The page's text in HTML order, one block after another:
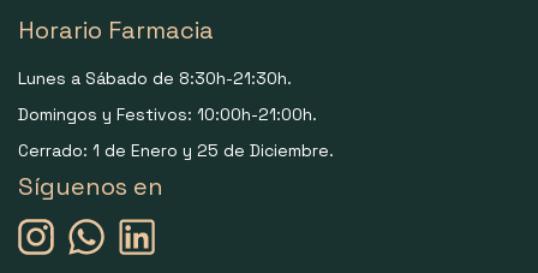
Horario Farmacia
Lunes a Sábado de 8:30h-21:30h.
Domingos y Festivos: 10:00h-21:00h.
Cerrado: 1 de Enero y 25 de Diciembre.
Síguenos en